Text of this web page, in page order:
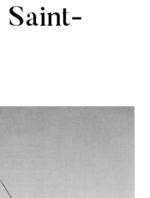
Saint-